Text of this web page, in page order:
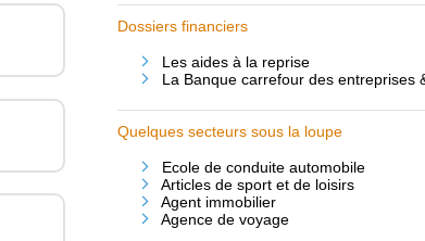
Dossiers financiers
Les aides à la reprise
La Banque carrefour des entreprises
Quelques secteurs sous la loupe
Ecole de conduite automobile
Articles de sport et de loisirs
Agent immobilier
Agence de voyage